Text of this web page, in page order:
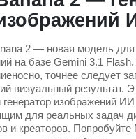
2 — новая модель для
на базе Gemini 3.1
точнее следует
визуальный результат.
изображений
для реальных задач
и креаторов. Попробуйте